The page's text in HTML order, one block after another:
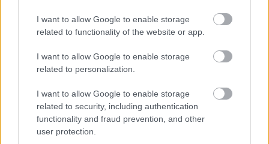
I want to allow Google to enable storage
related to functionality of the website or app.
I want to allow Google to enable storage
related to personalization.
I want to allow Google to enable storage
related to security, including authentication
functionality and fraud prevention, and other
user protection.
Gyárleállításokkal és átszervezett termeléssel
tehermentesíti a villamosenergia-rendszert a
HÍRLEVÉL